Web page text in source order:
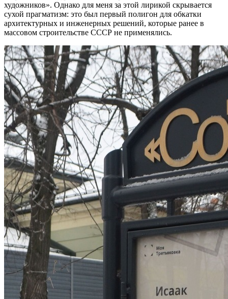
художников». Однако для меня за этой лирикой скрывается
сухой прагматизм: это был первый полигон для обкатки
архитектурных и инженерных решений, которые ранее в
массовом строительстве СССР не применялись.